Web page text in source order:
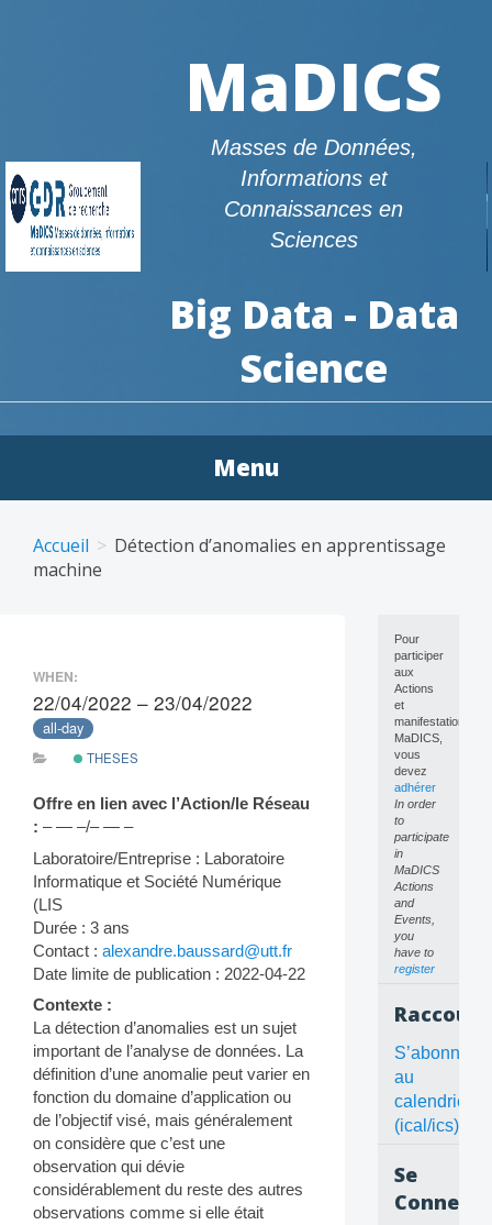
MaDICS
Masses de Données,
Informations et
Connaissances en
Sciences
Big Data - Data
Science
Menu
content
Accueil
Détection d’anomalies en apprentissage
machine
WHEN:
22/04/2022 – 23/04/2022
all-day
THESES
Offre en lien avec l’Action/le Réseau
: – — –/– — –
Laboratoire/Entreprise : Laboratoire
Informatique et Société Numérique
(LIS
Durée : 3 ans
Contact : alexandre.baussard@utt.fr
Date limite de publication : 2022-04-22
Contexte :
La détection d’anomalies est un sujet
important de l’analyse de données. La
définition d’une anomalie peut varier en
fonction du domaine d’application ou
de l’objectif visé, mais généralement
on considère que c’est une
observation qui dévie
considérablement du reste des autres
observations comme si elle était
Pour
participer
aux
Actions
et
manifestations
MaDICS,
vous
devez
adhérer
In order
to
participate
in
MaDICS
Actions
and
Events,
you
have to
register
S’abonner
au
calendrier
(ical/ics)
Se